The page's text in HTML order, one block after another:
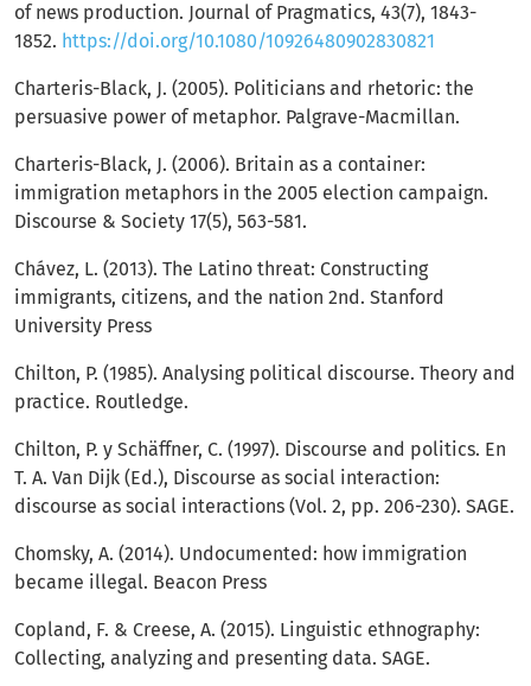
of news production. Journal of Pragmatics, 43(7), 1843-
1852. https://doi.org/10.1080/10926480902830821
Charteris-Black, J. (2005). Politicians and rhetoric: the
persuasive power of metaphor. Palgrave-Macmillan.
Charteris-Black, J. (2006). Britain as a container:
immigration metaphors in the 2005 election campaign.
Discourse & Society 17(5), 563-581.
Chávez, L. (2013). The Latino threat: Constructing
immigrants, citizens, and the nation 2nd. Stanford
University Press
Chilton, P. (1985). Analysing political discourse. Theory and
practice. Routledge.
Chilton, P. y Schäffner, C. (1997). Discourse and politics. En
T. A. Van Dijk (Ed.), Discourse as social interaction:
discourse as social interactions (Vol. 2, pp. 206-230). SAGE.
Chomsky, A. (2014). Undocumented: how immigration
became illegal. Beacon Press
Copland, F. & Creese, A. (2015). Linguistic ethnography:
Collecting, analyzing and presenting data. SAGE.